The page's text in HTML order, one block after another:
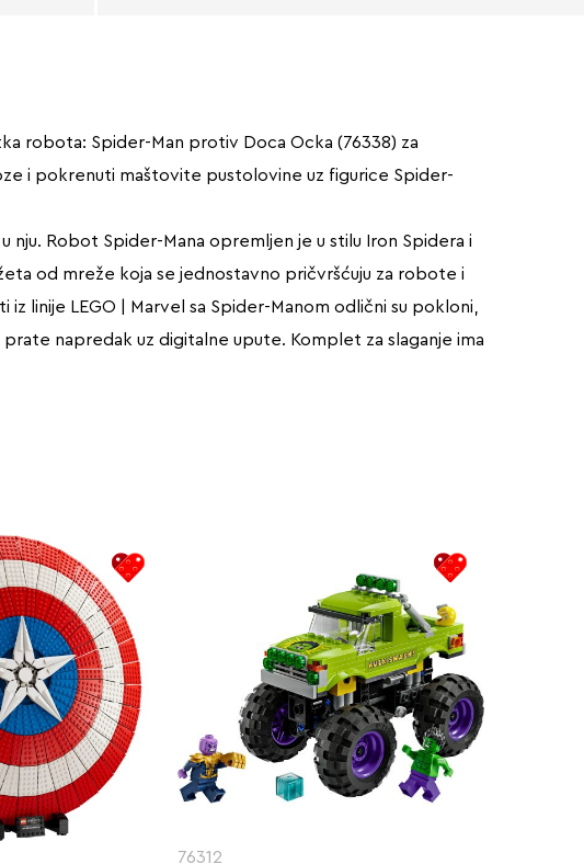
robota: Spider-Man protiv Doca Ocka (76338) za
i pokrenuti maštovite pustolovine uz figurice Spider-
Robot Spider-Mana opremljen je u stilu Iron Spidera i
od mreže koja se jednostavno pričvršćuju za robote i
linije LEGO | Marvel sa Spider-Manom odlični su pokloni,
napredak uz digitalne upute. Komplet za slaganje ima
76312